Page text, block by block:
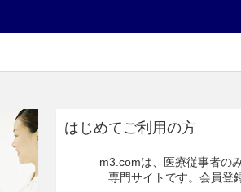
はじめてご利用の方
m3.comは、医療従事者の
専門サイトです。会員登